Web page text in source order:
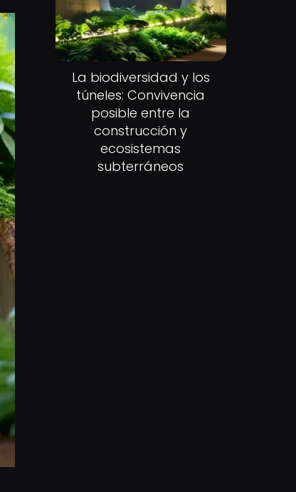
La biodiversidad y los
túneles: Convivencia
posible entre la
construcción y
ecosistemas
subterráneos